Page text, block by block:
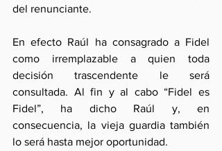
del renunciante.
En efecto Raúl ha consagrado a Fidel
como irremplazable a quien toda
decisión trascendente le será
consultada. Al fin y al cabo “Fidel es
Fidel”, ha dicho Raúl y, en
consecuencia, la vieja guardia también
lo será hasta mejor oportunidad.